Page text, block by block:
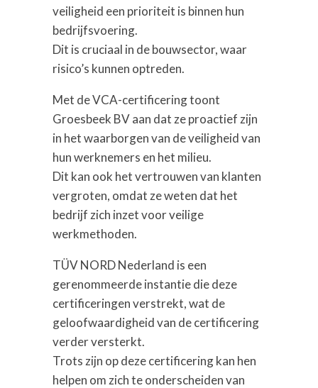
veiligheid een prioriteit is binnen hun
bedrijfsvoering.
Dit is cruciaal in de bouwsector, waar
risico’s kunnen optreden.
Met de VCA-certificering toont
Groesbeek BV aan dat ze proactief zijn
in het waarborgen van de veiligheid van
hun werknemers en het milieu.
Dit kan ook het vertrouwen van klanten
vergroten, omdat ze weten dat het
bedrijf zich inzet voor veilige
werkmethoden.
TÜV NORD Nederland is een
gerenommeerde instantie die deze
certificeringen verstrekt, wat de
geloofwaardigheid van de certificering
verder versterkt.
Trots zijn op deze certificering kan hen
helpen om zich te onderscheiden van